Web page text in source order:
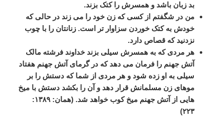
بد زبان باشد و همسرش را کتک بزند.
من در شگفتم از کسی که زن خود را می زند در حالی که
خودش به کتک خوردن سزاوار تر است.زنانتان را با چوب
نزدنید که قصاص دارد.
هر مردی که به همسرش سیلی بزند خداوند فرشته مالک
آتش جهنم را فرمان می دهد که در گرمای آتش جهنم هفتاد
سیلی به او زده شود و هر مردی از شما که دستش را
بر
موهای زن مسلمانش قرار دهد و آن را بکشد دستش با میخ
هایی از آتش جهنم میخ کوب خواهد شد. (همان:۱۳۸۹:
۲۲۳)